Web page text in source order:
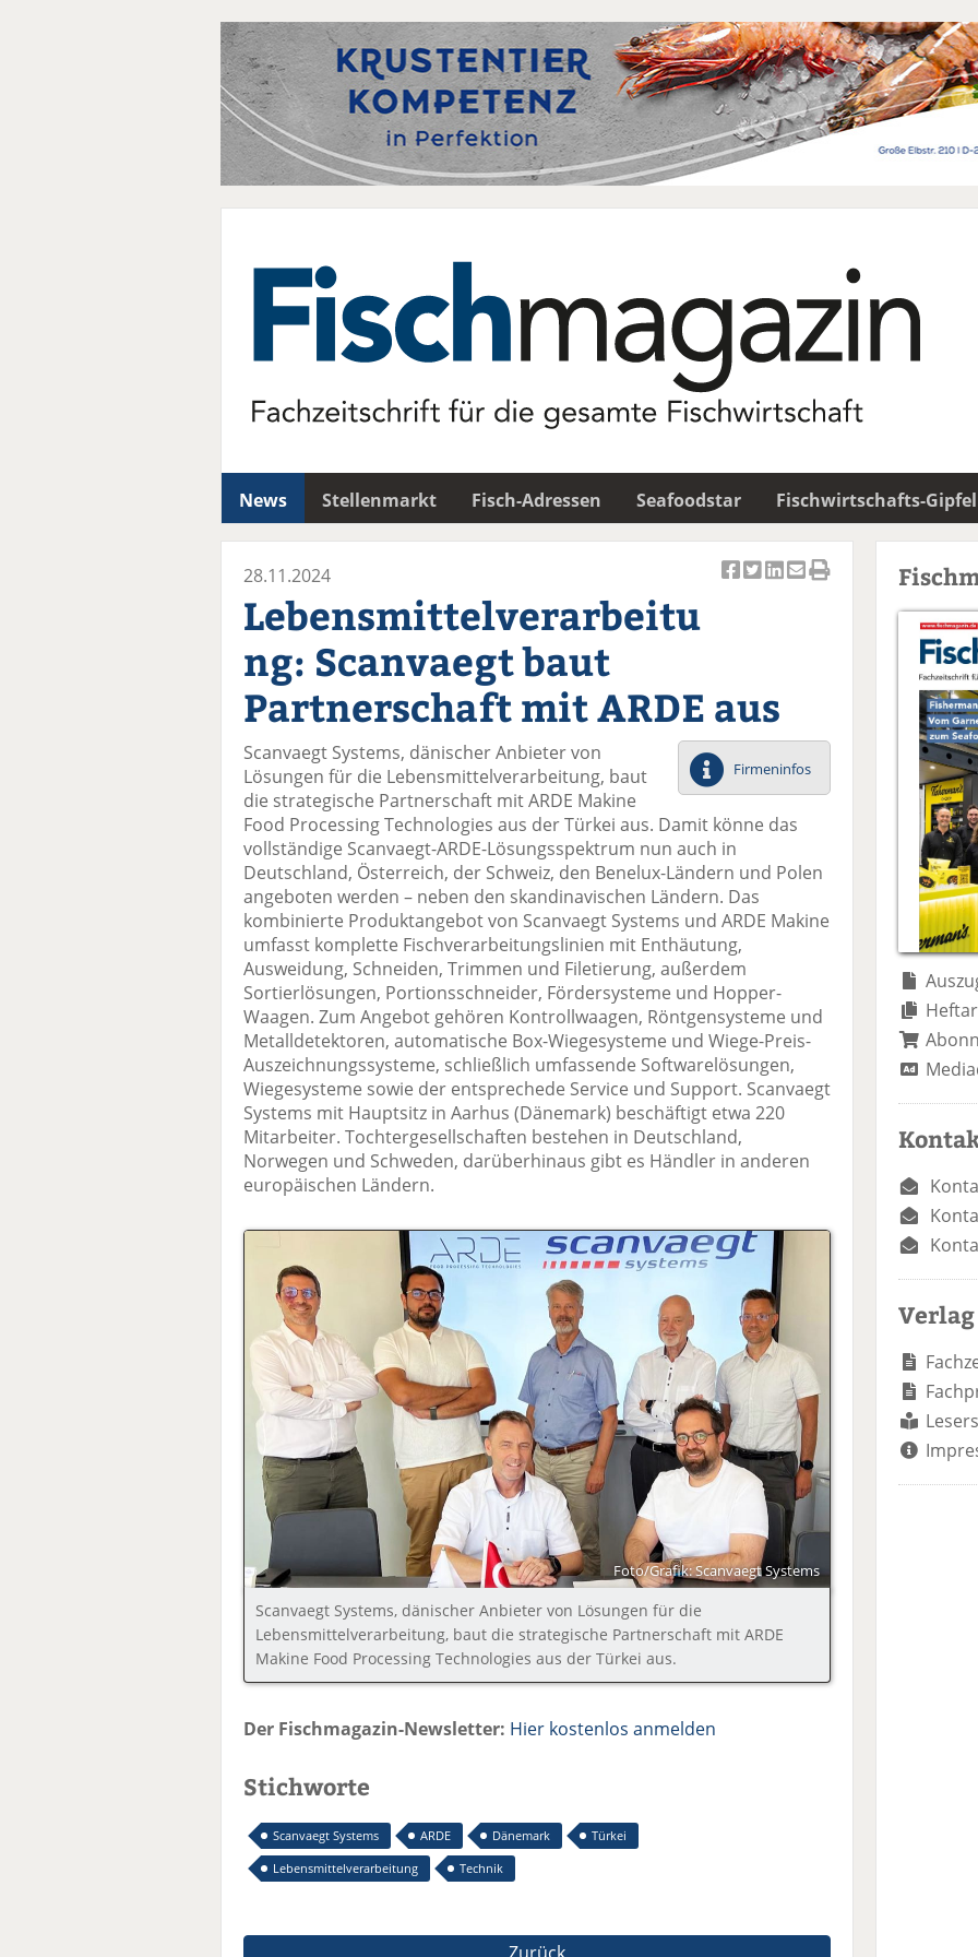
News Stellenmarkt Fisch-Adressen Seafoodstar Fischwirtschafts-Gipfel
uf
F
ac
e
o
o
k
te
il
e
n
wi
tt
er
uf
Li
n
e
di
n
te
e
E
m
v
er
se
n
d
ck
e
28.11.2024
Lebensmittelverarbeitu
ng: Scanvaegt baut
Partnerschaft mit ARDE aus
Firmeninfos
Scanvaegt Systems, dänischer Anbieter von
Lösungen für die Lebensmittelverarbeitung, baut
die strategische Partnerschaft mit ARDE Makine
Food Processing Technologies aus der Türkei aus. Damit könne das
vollständige Scanvaegt-ARDE-Lösungsspektrum nun auch in
Deutschland, Österreich, der Schweiz, den Benelux-Ländern und Polen
angeboten werden – neben den skandinavischen Ländern. Das
kombinierte Produktangebot von Scanvaegt Systems und ARDE Makine
umfasst komplette Fischverarbeitungslinien mit Enthäutung,
Ausweidung, Schneiden, Trimmen und Filetierung, außerdem
Sortierlösungen, Portionsschneider, Fördersysteme und Hopper-
Waagen. Zum Angebot gehören Kontrollwaagen, Röntgensysteme und
Metalldetektoren, automatische Box-Wiegesysteme und Wiege-Preis-
Auszeichnungssysteme, schließlich umfassende Softwarelösungen,
Wiegesysteme sowie der entsprechede Service und Support. Scanvaegt
Systems mit Hauptsitz in Aarhus (Dänemark) beschäftigt etwa 220
Mitarbeiter. Tochtergesellschaften bestehen in Deutschland,
Norwegen und Schweden, darüberhinaus gibt es Händler in anderen
europäischen Ländern.
Foto/Grafik: Scanvaegt Systems
Scanvaegt Systems, dänischer Anbieter von Lösungen für die
Lebensmittelverarbeitung, baut die strategische Partnerschaft mit ARDE
Makine Food Processing Technologies aus der Türkei aus.
Der Fischmagazin-Newsletter: Hier kostenlos anmelden
Stichworte
Scanvaegt Systems ARDE Dänemark
Türkei
Lebensmittelverarbeitung
Technik
Zurück
Verlag